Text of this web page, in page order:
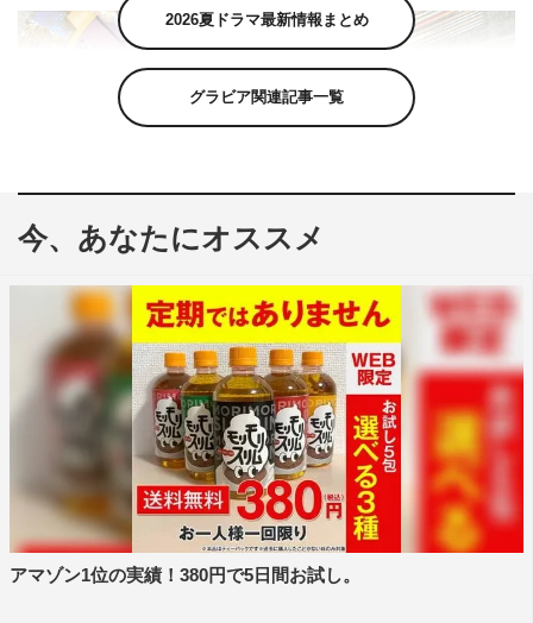
さまざまな技術革新で何不自由なく暮らせる便利な時
代。しかし、今となっては当たり前にある“○○”がなかった
時代はどうしていたのか？日本の現代史をモノから深掘り
する教養バラエティ。MCは東野幸治、小峠英二（バイき
んぐ）。
2026夏ドラマ最新情報まとめ
グラビア関連記事一覧
今、あなたにオススメ
アマゾン1位の実績！380円で5日間お試し。